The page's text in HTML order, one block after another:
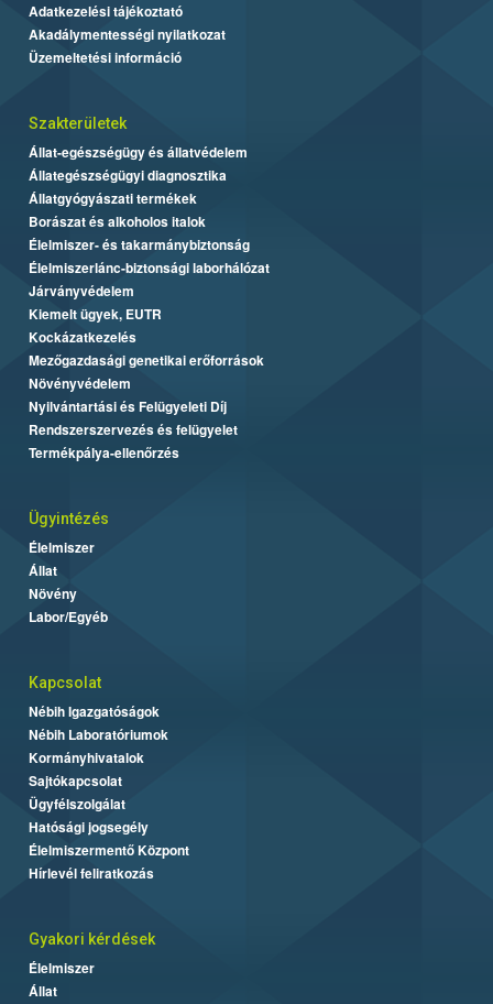
Adatkezelési tájékoztató
Akadálymentességi nyilatkozat
Üzemeltetési információ
Szakterületek
Állat-egészségügy és állatvédelem
Állategészségügyi diagnosztika
Állatgyógyászati termékek
Borászat és alkoholos italok
Élelmiszer- és takarmánybiztonság
Élelmiszerlánc-biztonsági laborhálózat
Járványvédelem
Kiemelt ügyek, EUTR
Kockázatkezelés
Mezőgazdasági genetikai erőforrások
Növényvédelem
Nyilvántartási és Felügyeleti Díj
Rendszerszervezés és felügyelet
Termékpálya-ellenőrzés
Ügyintézés
Élelmiszer
Állat
Növény
Labor/Egyéb
Kapcsolat
Nébih Igazgatóságok
Nébih Laboratóriumok
Kormányhivatalok
Sajtókapcsolat
Ügyfélszolgálat
Hatósági jogsegély
Élelmiszermentő Központ
Hírlevél feliratkozás
Gyakori kérdések
Élelmiszer
Állat